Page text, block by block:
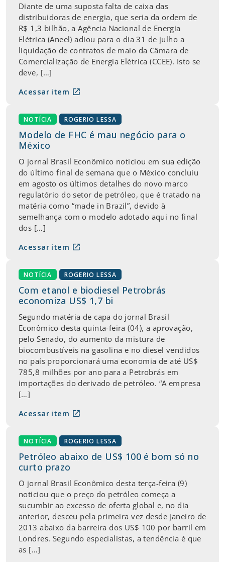
Diante de uma suposta falta de caixa das
distribuidoras de energia, que seria da ordem de
R$ 1,3 bilhão, a Agência Nacional de Energia
Elétrica (Aneel) adiou para o dia 31 de julho a
liquidação de contratos de maio da Câmara de
Comercialização de Energia Elétrica (CCEE). Isto se
deve, […]
Acessar item open_in_new
NOTÍCIA ROGERIO LESSA
Modelo de FHC é mau negócio para o
México
O jornal Brasil Econômico noticiou em sua edição
do último final de semana que o México concluiu
em agosto os últimos detalhes do novo marco
regulatório do setor de petróleo, que é tratado na
matéria como “made in Brazil”, devido à
semelhança com o modelo adotado aqui no final
dos […]
Acessar item open_in_new
NOTÍCIA ROGERIO LESSA
Com etanol e biodiesel Petrobrás
economiza US$ 1,7 bi
Segundo matéria de capa do jornal Brasil
Econômico desta quinta-feira (04), a aprovação,
pelo Senado, do aumento da mistura de
biocombustíveis na gasolina e no diesel vendidos
no país proporcionará uma economia de até US$
785,8 milhões por ano para a Petrobrás em
importações do derivado de petróleo. “A empresa
[…]
Acessar item open_in_new
NOTÍCIA ROGERIO LESSA
Petróleo abaixo de US$ 100 é bom só no
curto prazo
O jornal Brasil Econômico desta terça-feira (9)
noticiou que o preço do petróleo começa a
sucumbir ao excesso de oferta global e, no dia
anterior, desceu pela primeira vez desde janeiro de
2013 abaixo da barreira dos US$ 100 por barril em
Londres. Segundo especialistas, a tendência é que
as […]